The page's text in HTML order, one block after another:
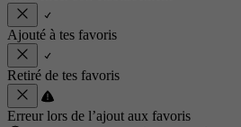
Ajouté à tes favoris
Retiré de tes favoris
Erreur lors de l’ajout aux favoris